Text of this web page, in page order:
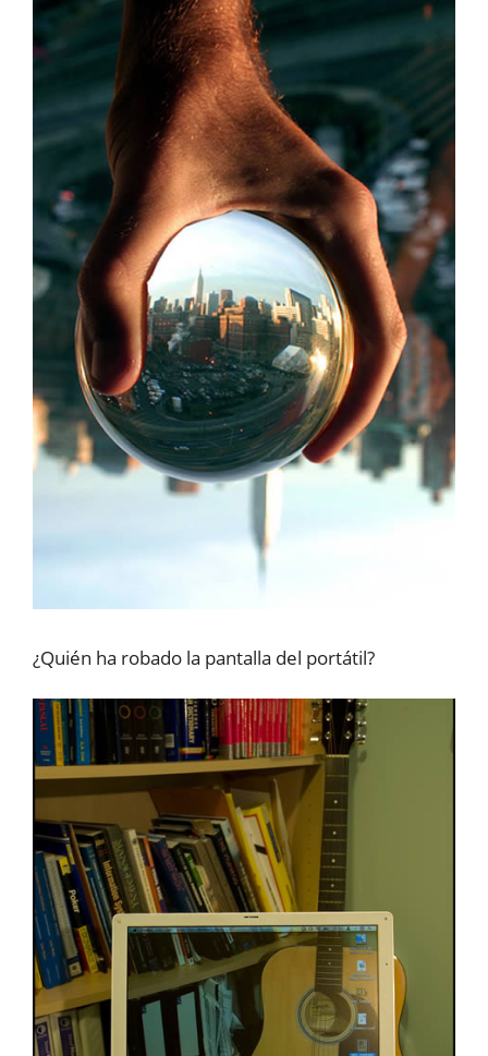
¿Quién ha robado la pantalla del portátil?